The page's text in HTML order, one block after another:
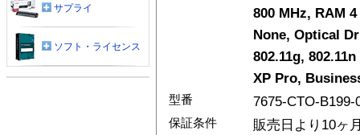
800 MHz, RAM
None, Optical
802.11g,
XP Pro,
型番 7675-CTO-B199-
保証条件 販売日より10ヶ
サプライ
ソフト・ライセンス